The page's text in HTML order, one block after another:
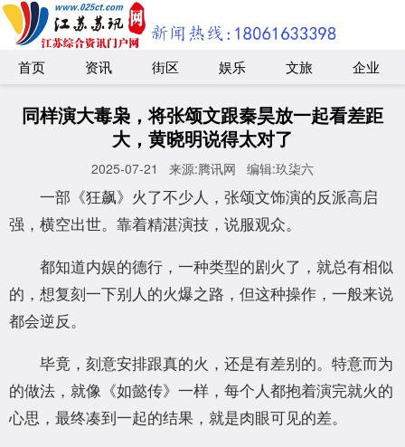
首页 资讯 街区 娱乐 文旅 企业
同样演大毒枭，将张颂文跟秦昊放一起看差距
大，黄晓明说得太对了
2025-07-21 来源:腾讯网 编辑:玖柒六
一部《狂飙》火了不少人，张颂文饰演的反派高启
强，横空出世。靠着精湛演技，说服观众。
都知道内娱的德行，一种类型的剧火了，就总有相似
的，想复刻一下别人的火爆之路，但这种操作，一般来说
都会逆反。
毕竟，刻意安排跟真的火，还是有差别的。特意而为
的做法，就像《如懿传》一样，每个人都抱着演完就火的
心思，最终凑到一起的结果，就是肉眼可见的差。